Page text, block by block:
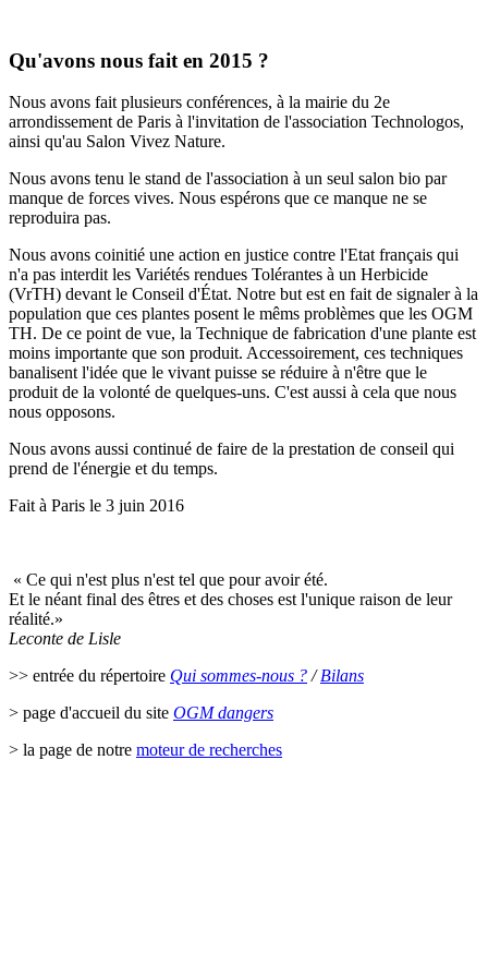
Qu'avons nous fait en 2015 ?
Nous avons fait plusieurs conférences, à la mairie du 2e
arrondissement de Paris à l'invitation de l'association Technologos,
ainsi qu'au Salon Vivez Nature.
Nous avons tenu le stand de l'association à un seul salon bio par
manque de forces vives. Nous espérons que ce manque ne se
reproduira pas.
Nous avons coinitié une action en justice contre l'Etat français qui
n'a pas interdit les Variétés rendues Tolérantes à un Herbicide
(VrTH) devant le Conseil d'État. Notre but est en fait de signaler à la
population que ces plantes posent le mêms problèmes que les OGM
TH. De ce point de vue, la Technique de fabrication d'une plante est
moins importante que son produit. Accessoirement, ces techniques
banalisent l'idée que le vivant puisse se réduire à n'être que le
produit de la volonté de quelques-uns. C'est aussi à cela que nous
nous opposons.
Nous avons aussi continué de faire de la prestation de conseil qui
prend de l'énergie et du temps.
Fait à Paris le 3 juin 2016
« Ce qui n'est plus n'est tel que pour avoir été.
Et le néant final des êtres et des choses est l'unique raison de leur
réalité.»
Leconte de Lisle
>> entrée du répertoire Qui sommes-nous ?/Bilans
> page d'accueil du site OGM dangers
> la page de notre moteur de recherches